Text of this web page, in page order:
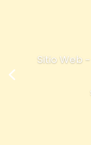
Sitio Web